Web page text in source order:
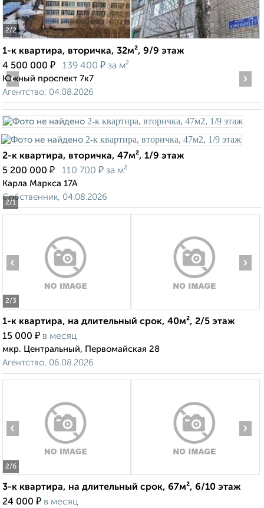
2/2
1-к квартира, вторичка, 32м², 9/9 этаж
4 500 000 ₽ 139 400 ₽ за м²
Южный проспект 7к7
Агентство, 04.08.2026
2/1
‹ ›
2-к квартира, вторичка, 47м², 1/9 этаж
5 200 000 ₽ 110 700 ₽ за м²
Карла Маркса 17А
Собственник, 04.08.2026
2/3
‹ ›
1-к квартира, на длительный срок, 40м², 2/5 этаж
15 000 ₽ в месяц
мкр. Центральный, Первомайская 28
Агентство, 06.08.2026
2/6
‹ ›
3-к квартира, на длительный срок, 67м², 6/10 этаж
24 000 ₽ в месяц